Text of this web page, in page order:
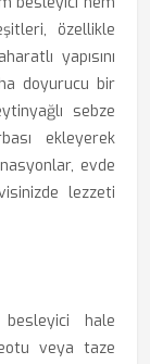
özellikle
yapısını
doyurucu bir
sebze
ekleyerek
evde
lezzeti
hale
veya taze